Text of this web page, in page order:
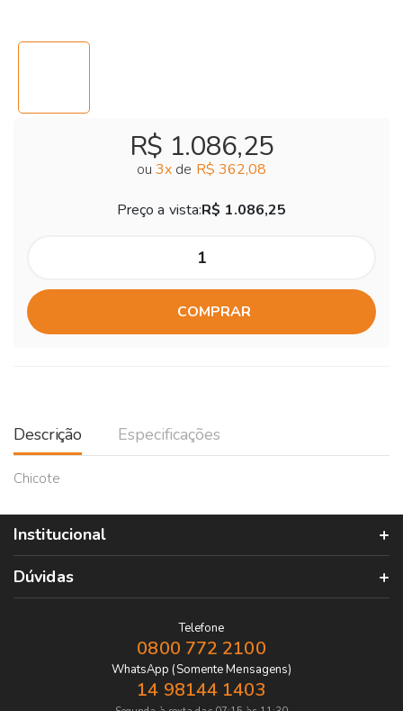
R$ 1.086,25
ou 3x de R$ 362,08
Preço a vista:R$ 1.086,25
COMPRAR
Descrição Especificações
Chicote
Institucional
Dúvidas
Telefone
0800 772 2100
WhatsApp (Somente Mensagens)
14 98144 1403